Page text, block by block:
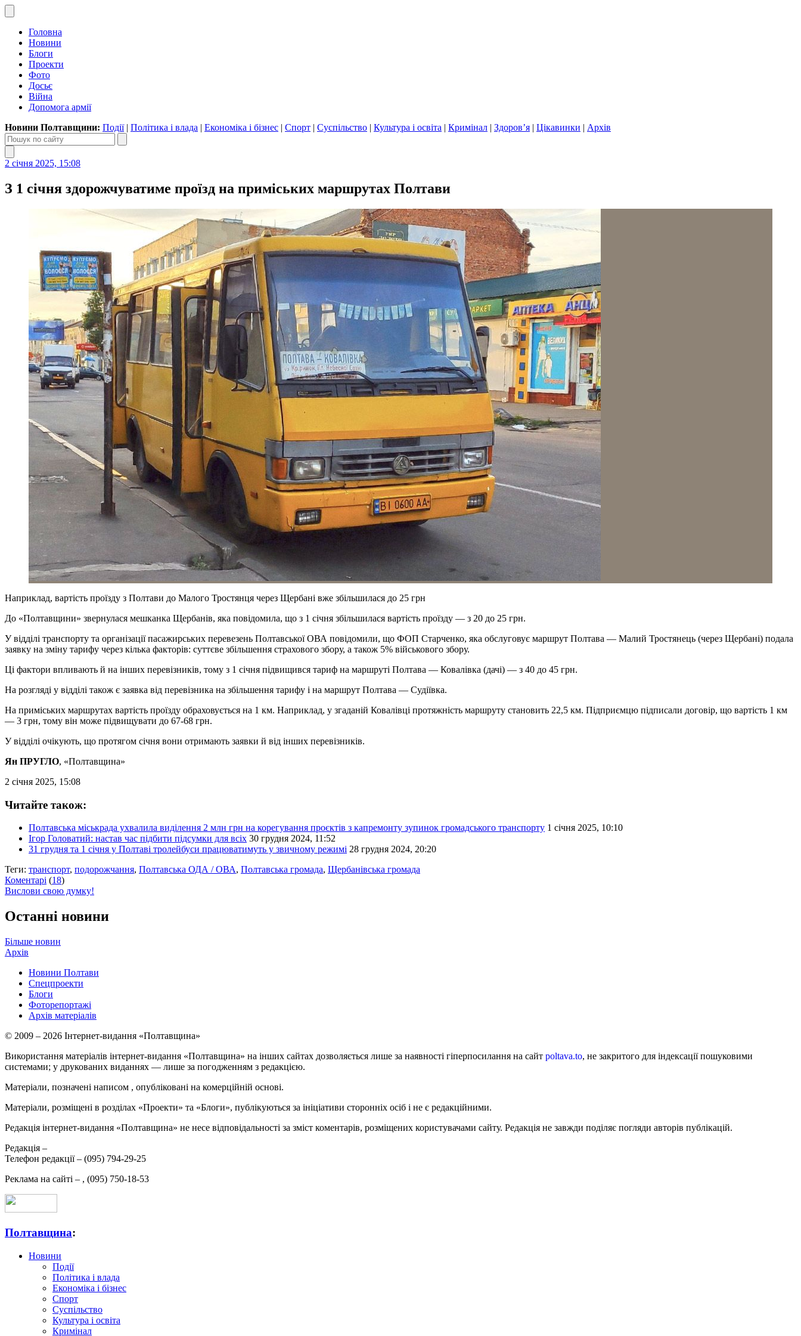
Головна
Новини
Блоги
Проекти
Фото
Досьє
Війна
Допомога армії
Новини Полтавщини: Події| Політика і влада | Економіка і бізнес | Спорт | Суспільство | Культура і освіта | Кримінал | Здоров’я | Цікавинки | Архів
2 січня 2025, 15:08
З 1 січня здорожчуватиме проїзд на приміських маршрутах Полтави
Наприклад, вартість проїзду з Полтави до Малого Тростянця через Щербані вже збільшилася до 25 грн
До «Полтавщини» звернулася мешканка Щербанів, яка повідомила, що з 1 січня збільшилася вартість проїзду — з 20 до 25 грн.
У відділі транспорту та організації пасажирських перевезень Полтавської ОВА повідомили, що ФОП Старченко, яка обслуговує маршрут Полтава — Малий Тростянець (через Щербані) подала
заявку на зміну тарифу через кілька факторів: суттєве збільшення страхового збору, а також 5% військового збору.
Ці фактори впливають й на інших перевізників, тому з 1 січня підвищився тариф на маршруті Полтава — Ковалівка (дачі) — з 40 до 45 грн.
На розгляді у відділі також є заявка від перевізника на збільшення тарифу і на маршрут Полтава — Судіївка.
На приміських маршрутах вартість проїзду обраховується на 1 км. Наприклад, у згаданій Ковалівці протяжність маршруту становить 22,5 км. Підприємцю підписали договір, що вартість 1 км
— 3 грн, тому він може підвищувати до 67-68 грн.
У відділі очікують, що протягом січня вони отримають заявки й від інших перевізників.
Ян ПРУГЛО, «Полтавщина»
2 січня 2025, 15:08
Читайте також:
Полтавська міськрада ухвалила виділення 2 млн грн на корегування проєктів з капремонту зупинок громадського транспорту 1 січня 2025, 10:10
Ігор Головатий: настав час підбити підсумки для всіх 30 грудня 2024, 11:52
31 грудня та 1 січня у Полтаві тролейбуси працюватимуть у звичному режимі 28 грудня 2024, 20:20
Теги: транспорт, подорожчання, Полтавська ОДА / ОВА, Полтавська громада, Щербанівська громада
Коментарі (18)
Вислови свою думку!
Останні новини
Більше новин
Архів
Новини Полтави
Спецпроекти
Блоги
Фоторепортажі
Архів матеріалів
© 2009 – 2026 Інтернет-видання «Полтавщина»
Використання матеріалів інтернет-видання «Полтавщина» на інших сайтах дозволяється лише за наявності гіперпосилання на сайт poltava.to, не закритого для індексації пошуковими
системами; у друкованих виданнях — лише за погодженням з редакцією.
Матеріали, позначені написом , опубліковані на комерційній основі.
Матеріали, розміщені в розділах «Проекти» та «Блоги», публікуються за ініціативи сторонніх осіб і не є редакційними.
Редакція інтернет-видання «Полтавщина» не несе відповідальності за зміст коментарів, розміщених користувачами сайту. Редакція не завжди поділяє погляди авторів публікацій.
Редакція –
Телефон редакції – (095) 794-29-25
Реклама на сайті – , (095) 750-18-53
Полтавщина:
Новини
Події
Політика і влада
Економіка і бізнес
Спорт
Суспільство
Культура і освіта
Кримінал